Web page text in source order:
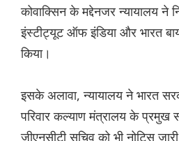
कोवाक्सिन के मद्देनजर न्यायालय ने
इंस्टीट्यूट ऑफ इंडिया और भारत
किया।
इसके अलावा, न्यायालय ने भारत
परिवार कल्याण मंत्रालय के प्रमुख
जीएनसीटी सचिव को भी नोटिस